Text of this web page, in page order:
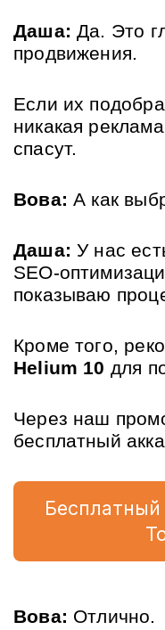
Даша: Да. Это
продвижения.
Если их
никакая
спасут.
Вова: А как
Даша: У нас
SEO-
показываю
Helium 10 для
Через наш
бесплатный
Бесплатный
Вова: Отлично.